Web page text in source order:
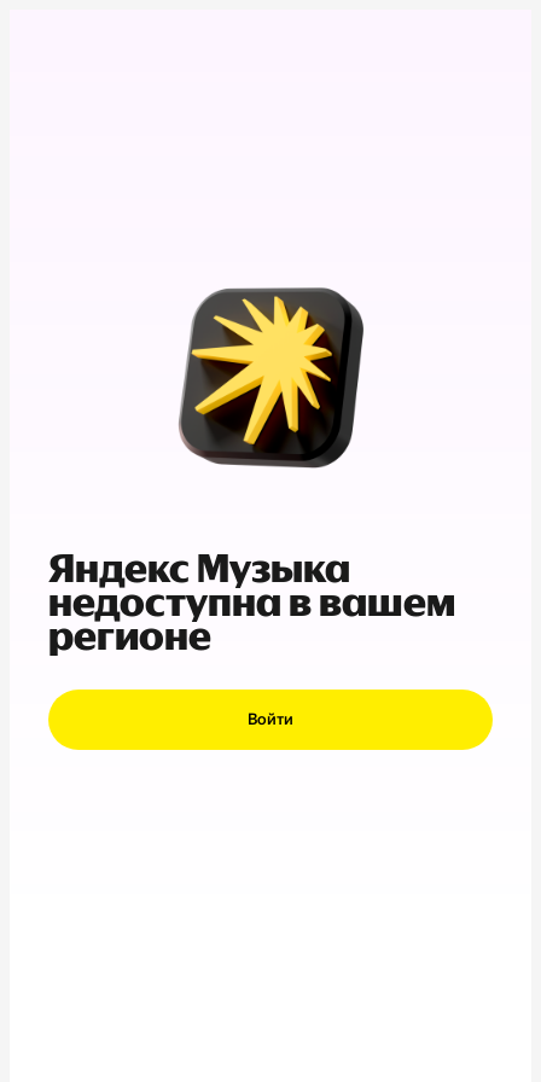
Яндекс Музыка
недоступна в вашем
регионе
Войти